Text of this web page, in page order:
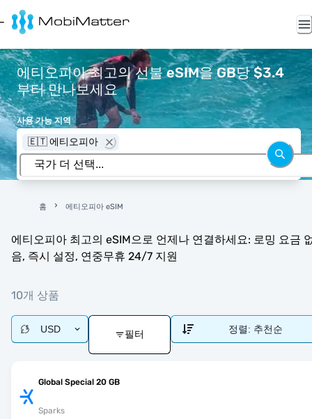
에티오피아 최고의 선불 eSIM을 GB당 $3.4
부터 만나보세요
사용 가능 지역
🇪🇹 에티오피아
홈 에티오피아 eSIM
에티오피아 최고의 eSIM으로 언제나 연결하세요: 로밍 요금
음, 즉시 설정, 연중무휴 24/7 지원
10개 상품
USD 필터 정렬: 추천순
Global Special 20 GB
Sparks